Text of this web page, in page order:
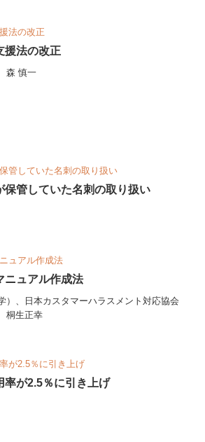
援法の改正
森 慎一
保管していた名刺の取り扱い
ニュアル作成法
）、日本カスタマーハラスメント対応協会
桐生正幸
率が2.5％に引き上げ